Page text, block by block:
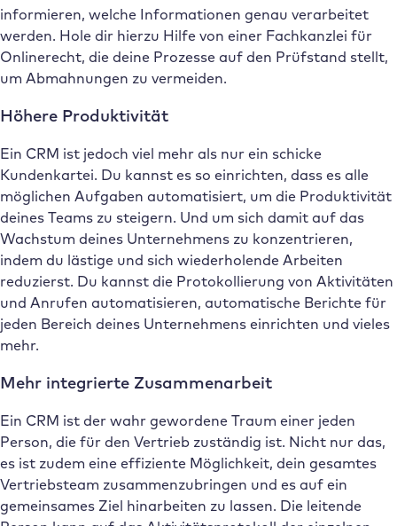
informieren, welche Informationen genau verarbeitet
werden. Hole dir hierzu Hilfe von einer Fachkanzlei für
Onlinerecht, die deine Prozesse auf den Prüfstand stellt,
um Abmahnungen zu vermeiden.
Höhere Produktivität
Ein CRM ist jedoch viel mehr als nur ein schicke
Kundenkartei. Du kannst es so einrichten, dass es alle
möglichen Aufgaben automatisiert, um die Produktivität
deines Teams zu steigern. Und um sich damit auf das
Wachstum deines Unternehmens zu konzentrieren,
indem du lästige und sich wiederholende Arbeiten
reduzierst. Du kannst die Protokollierung von Aktivitäten
und Anrufen automatisieren, automatische Berichte für
jeden Bereich deines Unternehmens einrichten und vieles
mehr.
Mehr integrierte Zusammenarbeit
Ein CRM ist der wahr gewordene Traum einer jeden
Person, die für den Vertrieb zuständig ist. Nicht nur das,
es ist zudem eine effiziente Möglichkeit, dein gesamtes
Vertriebsteam zusammenzubringen und es auf ein
gemeinsames Ziel hinarbeiten zu lassen. Die leitende